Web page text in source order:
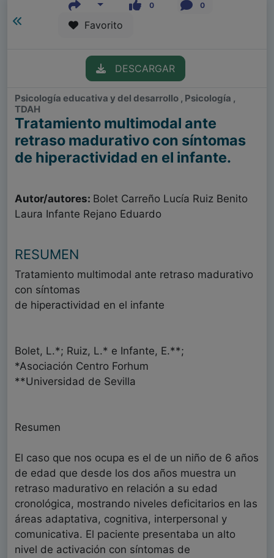
0 0
Favorito
DESCARGAR
Psicología educativa y del desarrollo , Psicología ,
TDAH
Tratamiento multimodal ante
retraso madurativo con síntomas
de hiperactividad en el infante.
Autor/autores: Bolet Carreño Lucía Ruiz Benito
Laura Infante Rejano Eduardo
RESUMEN
Tratamiento multimodal ante retraso madurativo
con síntomas
de hiperactividad en el infante
Bolet, L.*; Ruiz, L.* e Infante, E.**;
*Asociación Centro Forhum
**Universidad de Sevilla
Resumen
El caso que nos ocupa es el de un niño de 6 años
de edad que desde los dos años muestra un
retraso madurativo en relación a su edad
cronológica, mostrando niveles deficitarios en las
áreas adaptativa, cognitiva, interpersonal y
comunicativa. El paciente presentaba un alto
nivel de activación con síntomas de